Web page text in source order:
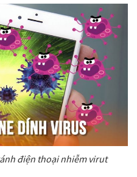
thoại nhiễm virut